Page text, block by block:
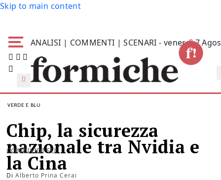
Skip to main content
ANALISI | COMMENTI | SCENARI - venerdì 7
VERDE E BLU
Chip, la sicurezza
nazionale tra Nvidia e
la Cina
Di Alberto Prina Cerai
CONDIVIDI SU: